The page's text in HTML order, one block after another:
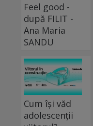
Feel good -
după FILIT -
Ana Maria
SANDU
Cum își văd
adolescenții